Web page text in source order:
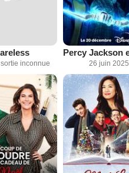
inconnue 26 juin 2025